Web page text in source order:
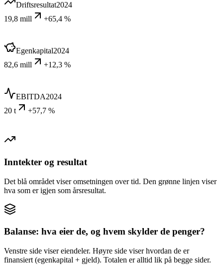
Driftsresultat2024
19,8 mill
+65,4 %
Egenkapital2024
82,6 mill
+12,3 %
EBITDA2024
20 t
+57,7 %
Inntekter og resultat
Det blå området viser omsetningen over tid. Den grønne linjen viser
hva som er igjen som årsresultat.
Balanse: hva eier de, og hvem skylder de penger?
Venstre side viser eiendeler. Høyre side viser hvordan de er
finansiert (egenkapital + gjeld). Totalen er alltid lik på begge sider.